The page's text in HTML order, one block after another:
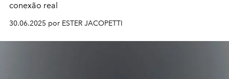
conexão real
30.06.2025 por ESTER JACOPETTI